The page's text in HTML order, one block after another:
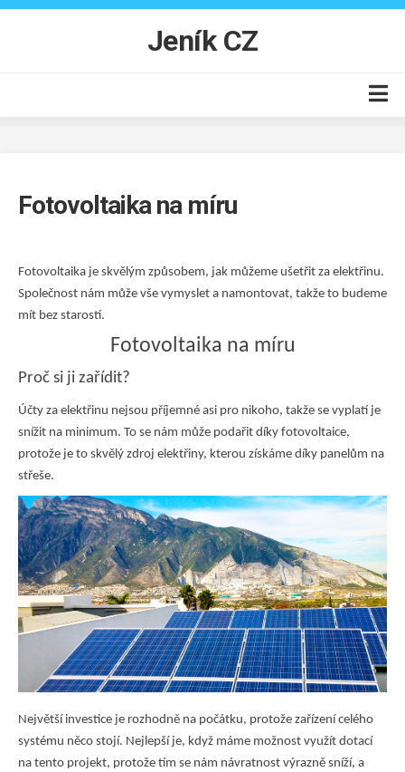
Skip
Jeník CZ
Byt
Online
Produkty
Fotovoltaika na míru
Fotovoltaika je skvělým způsobem, jak můžeme ušetřit za elektřinu.
Společnost nám může vše vymyslet a namontovat, takže to budeme
mít bez starostí.
Fotovoltaika na míru
Proč si ji zařídit?
Účty za elektřinu nejsou příjemné asi pro nikoho, takže se vyplatí je
snížit na minimum. To se nám může podařit díky fotovoltaice,
protože je to skvělý zdroj elektřiny, kterou získáme díky panelům na
střeše.
Největší investice je rozhodně na počátku, protože zařízení celého
systému něco stojí. Nejlepší je, když máme možnost využít dotací
na tento projekt, protože tím se nám návratnost výrazně sníží, a